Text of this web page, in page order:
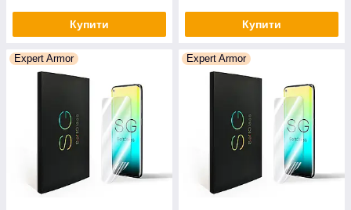
Купити Купити
Expert Armor Expert Armor